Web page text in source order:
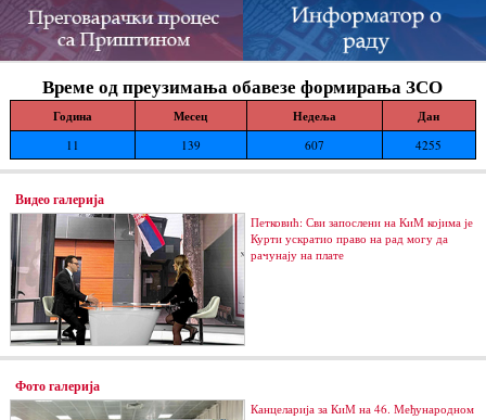
Време од преузимања обавезе формирања ЗСО
Година Месец Недеља Дан
11 139 607 4255
Видео галерија
Петковић: Сви запослени на КиМ којима је
Курти ускратио право на рад могу да
рачунају на плате
Фото галерија
Канцеларија за КиМ на 46. Међународном